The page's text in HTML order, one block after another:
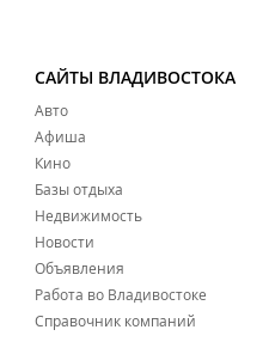
САЙТЫ ВЛАДИВОСТОКА
Авто
Афиша
Кино
Базы отдыха
Недвижимость
Новости
Объявления
Работа во Владивостоке
Справочник компаний